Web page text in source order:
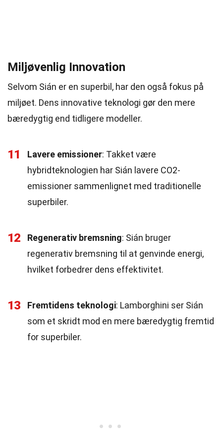
Miljøvenlig Innovation
Selvom Sián er en superbil, har den også fokus på
miljøet. Dens innovative teknologi gør den mere
bæredygtig end tidligere modeller.
11 Lavere emissioner: Takket være
hybridteknologien har Sián lavere CO2-
emissioner sammenlignet med traditionelle
superbiler.
12 Regenerativ bremsning: Sián bruger
regenerativ bremsning til at genvinde energi,
hvilket forbedrer dens effektivitet.
13 Fremtidens teknologi: Lamborghini ser Sián
som et skridt mod en mere bæredygtig fremtid
for superbiler.